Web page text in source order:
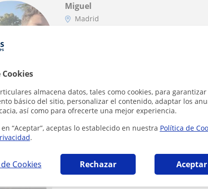
almacena datos, tales como cookies, para garantizar
básico del sitio, personalizar el contenido, adaptar los
así como para ofrecerte una mejor experiencia.
“Aceptar”, aceptas lo establecido en nuestra Política de
.
Cookies Rechazar Aceptar
Miguel
Madrid
estudiantes de fp o
Soy graduado en Comunicación
Cinema 4D. Como editor de vídeo en
Madrid
Cine y audiovisual